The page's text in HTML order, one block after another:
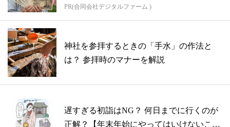
PR(合同会社デジタルファーム )
神社を参拝するときの「手水」の作法と
は？ 参拝時のマナーを解説
遅すぎる初詣はNG？ 何日までに行くのが
正解？【年末年始にやってはいけないこ